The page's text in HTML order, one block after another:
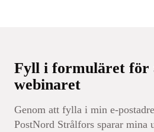
Fyll i formuläret för
webinaret
Genom att fylla i min e-
PostNord Strålfors sparar mina